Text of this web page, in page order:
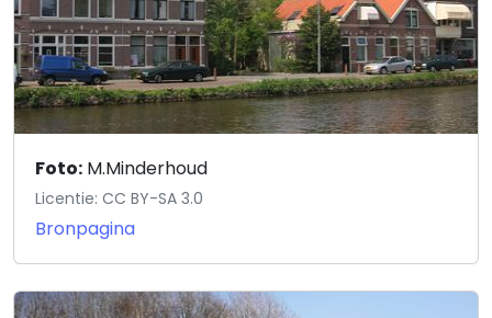
Foto: M.Minderhoud
Licentie: CC BY-SA 3.0
Bronpagina